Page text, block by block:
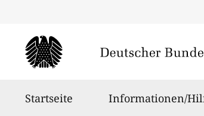
Startseite Informationen/